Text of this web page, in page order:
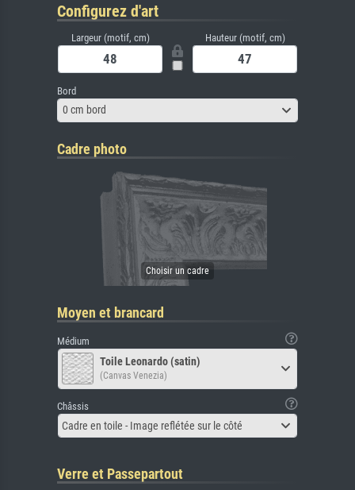
Configurez d'art
Largeur (motif, cm) Hauteur (motif, cm)
Bord
0 cm bord
Cadre photo
Moyen et brancard
Médium
Toile Leonardo (satin)
(Canvas Venezia)
Châssis
Cadre en toile - Image reflétée sur le côté
Verre et Passepartout